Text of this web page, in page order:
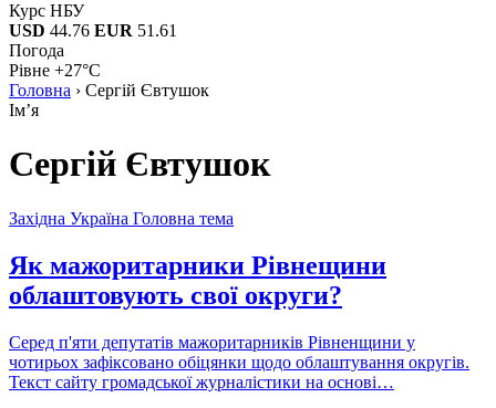
Курс НБУ
USD 44.76 EUR 51.61
Погода
Рівне +27°C
Головна › Сергій Євтушок
Імʼя
Сергій Євтушок
Західна Україна Головна тема
Як мажоритарники Рівнещини
облаштовують свої округи?
Серед п'яти депутатів мажоритарників Рівненщини у
чотирьох зафіксовано обіцянки щодо облаштування округів.
Текст сайту громадської журналістики на основі…